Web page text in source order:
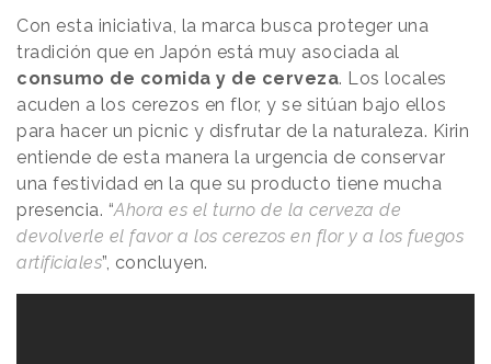
Con esta iniciativa, la marca busca proteger una
tradición que en Japón está muy asociada al
consumo de comida y de cerveza. Los locales
acuden a los cerezos en flor, y se sitúan bajo ellos
para hacer un picnic y disfrutar de la naturaleza. Kirin
entiende de esta manera la urgencia de conservar
una festividad en la que su producto tiene mucha
presencia. “Ahora es el turno de la cerveza de
devolverle el favor a los cerezos en flor y a los fuegos
artificiales”, concluyen.